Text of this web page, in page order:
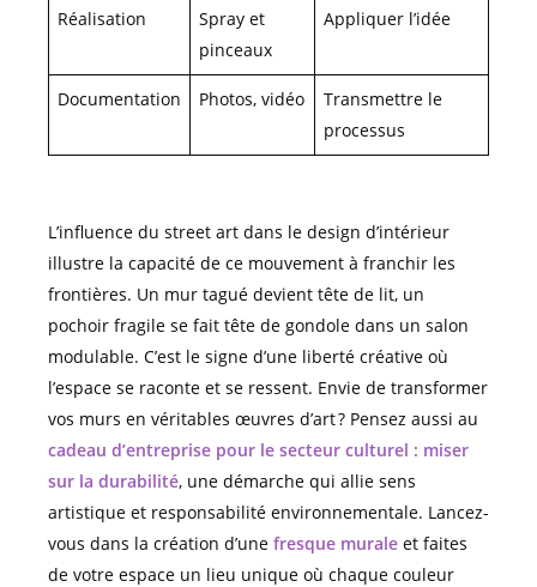
Réalisation
Spray et
pinceaux
Appliquer l’idée
Documentation Photos, vidéo
Transmettre le
processus
L’influence du street art dans le design d’intérieur
illustre la capacité de ce mouvement à franchir les
frontières. Un mur tagué devient tête de lit, un
pochoir fragile se fait tête de gondole dans un salon
modulable. C’est le signe d’une liberté créative où
l’espace se raconte et se ressent. Envie de transformer
vos murs en véritables œuvres d’art ? Pensez aussi au
cadeau d’entreprise pour le secteur culturel : miser
sur la durabilité, une démarche qui allie sens
artistique et responsabilité environnementale. Lancez-
vous dans la création d’une fresque murale et faites
de votre espace un lieu unique où chaque couleur